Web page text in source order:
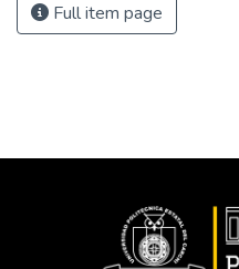
Full item page